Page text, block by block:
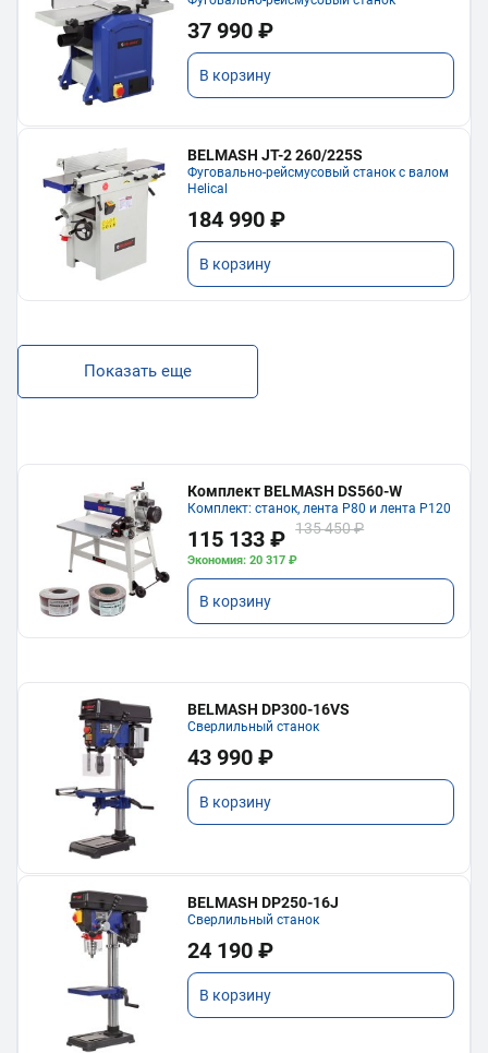
37 990 ₽
В корзину
BELMASH JT-2 260/225S
Фуговально-рейсмусовый станок с валом
Helical
184 990 ₽
В корзину
Показать еще
Комплект BELMASH DS560-W
Комплект: станок, лента P80 и лента P120
115 133 ₽ 135 450 ₽
Экономия: 20 317 ₽
В корзину
BELMASH DP300-16VS
Сверлильный станок
43 990 ₽
В корзину
BELMASH DP250-16J
Сверлильный станок
24 190 ₽
В корзину